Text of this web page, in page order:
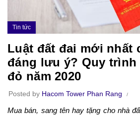
Tin tức
Luật đất đai mới nhất
đáng lưu ý? Quy trình
đỏ năm 2020
Posted by Hacom Tower Phan Rang
Mua bán, sang tên hay tặng cho nhà